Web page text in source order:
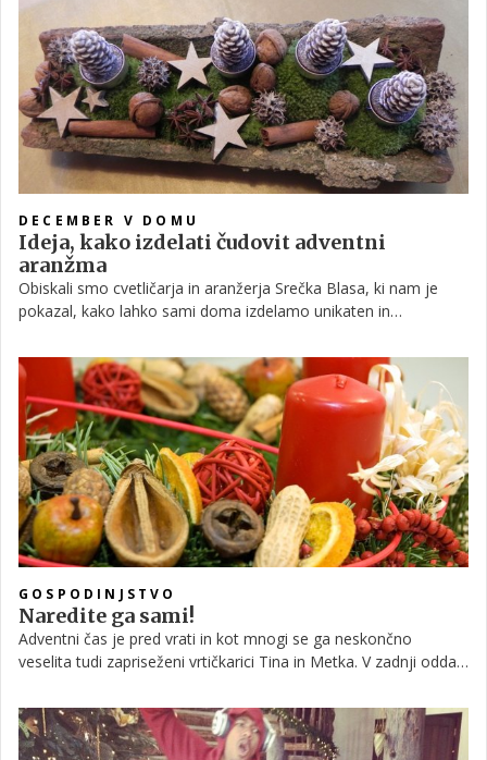
DECEMBER V DOMU
Ideja, kako izdelati čudovit adventni
aranžma
Obiskali smo cvetličarja in aranžerja Srečka Blasa, ki nam je
pokazal, kako lahko sami doma izdelamo unikaten in
ljudi odloča kar za venčke, pa je lahko tudi doma izdelan
aranžma prava paša za oči.
GOSPODINJSTVO
Naredite ga sami!
Adventni čas je pred vrati in kot mnogi se ga neskončno
veselita tudi zapriseženi vrtičkarici Tina in Metka. V zadnji oddaji
adventni venček.